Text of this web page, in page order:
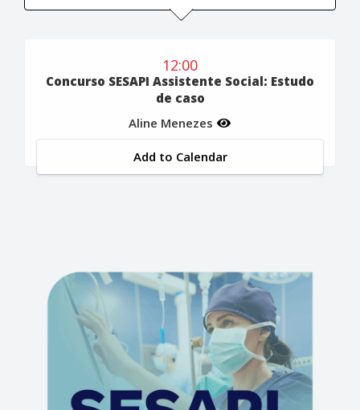
12:00
Concurso SESAPI Assistente Social: Estudo
de caso
Aline Menezes
Add to Calendar